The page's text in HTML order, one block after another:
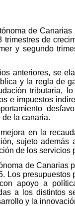
de
trimestres de
y segundo
anteriores, se
y la regla de
tributaria,
e impuestos
la canaria.
en la
sujeto
de los servicios
de Canarias
Los
apoyo a
a los distintos
y la